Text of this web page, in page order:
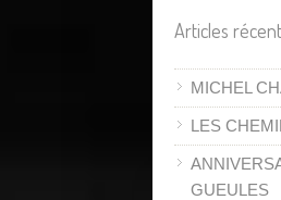
Articles
MICHEL
LES
GUEULES